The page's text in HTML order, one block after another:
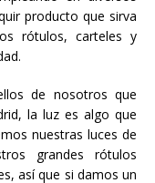
producto que sirva
rótulos, carteles y
de nosotros que
la luz es algo que
nuestras luces de
grandes rótulos
así que si damos un